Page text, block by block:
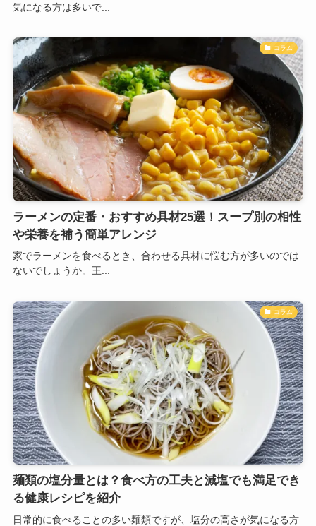
気になる方は多いで...
コラム
ラーメンの定番・おすすめ具材25選！スープ別の相性
や栄養を補う簡単アレンジ
家でラーメンを食べるとき、合わせる具材に悩む方が多いのでは
ないでしょうか。王...
コラム
麺類の塩分量とは？食べ方の工夫と減塩でも満足でき
る健康レシピを紹介
日常的に食べることの多い麺類ですが、塩分の高さが気になる方